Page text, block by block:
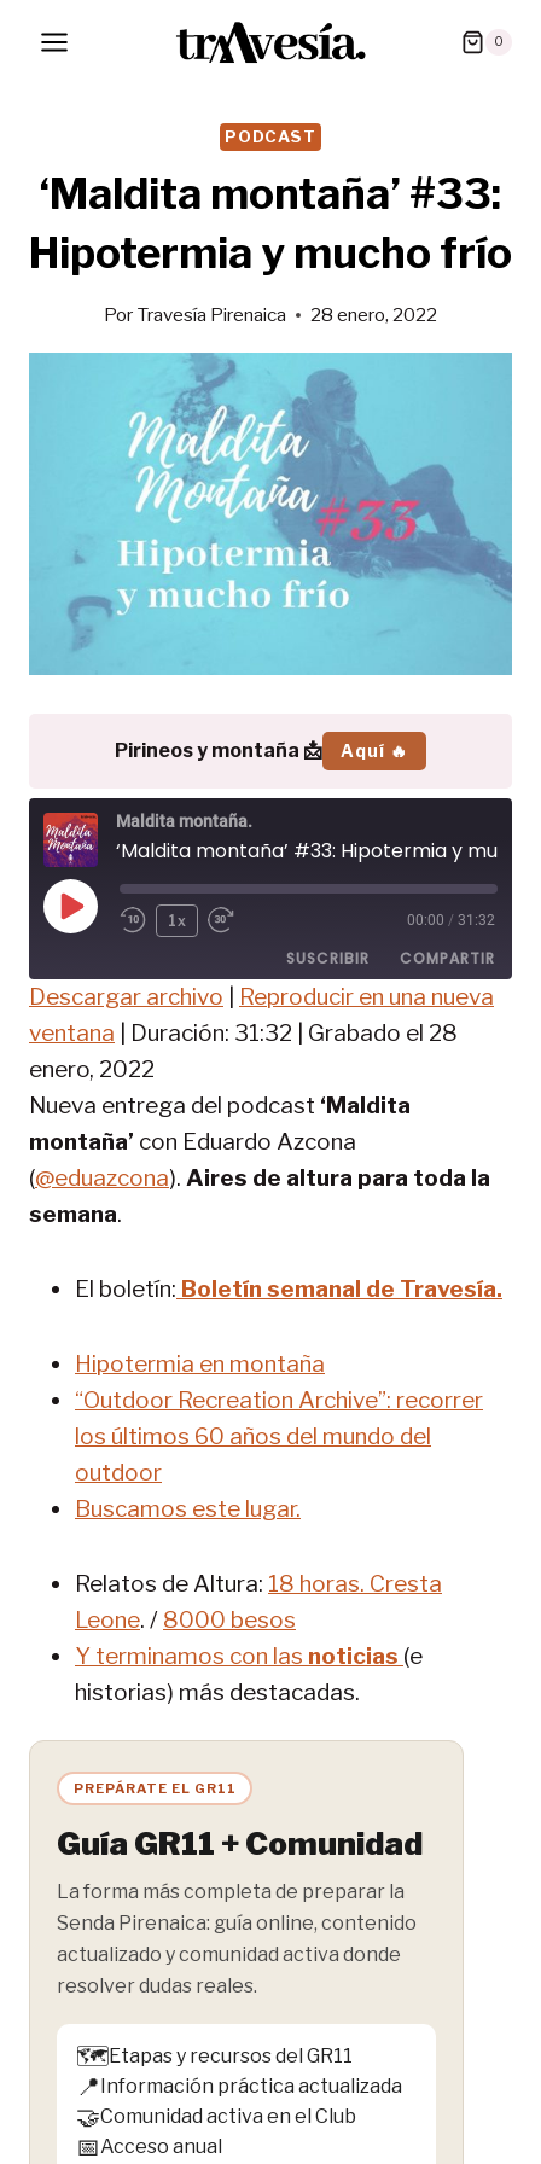
0
PODCAST
‘Maldita montaña’ #33:
Hipotermia y mucho frío
Por Travesía Pirenaica 28 enero, 2022
Pirineos y montaña 📩 Aquí 🔥
Maldita montaña.
R
r
o
d
u
c
r
e
p
o
o
1x 00:00 / 31:32
SUSCRIBIR COMPARTIR
FEED RSS
COMPAR
TIR
ENLACE
AR
Descargar archivo | Reproducir en una nueva
ventana | Duración: 31:32 | Grabado el 28
enero, 2022
Nueva entrega del podcast ‘Maldita
montaña’ con Eduardo Azcona
(@eduazcona). Aires de altura para toda la
semana.
El boletín: Boletín semanal de Travesía.
Hipotermia en montaña
“Outdoor Recreation Archive”: recorrer
los últimos 60 años del mundo del
outdoor
Buscamos este lugar.
Relatos de Altura: 18 horas. Cresta
Leone. / 8000 besos
Y terminamos con las noticias (e
historias) más destacadas.
PREPÁRATE EL GR11
Guía GR11 + Comunidad
La forma más completa de preparar la
Senda Pirenaica: guía online, contenido
actualizado y comunidad activa donde
resolver dudas reales.
🗺️Etapas y recursos del GR11
📍Información práctica actualizada
🤝Comunidad activa en el Club
📅Acceso anual